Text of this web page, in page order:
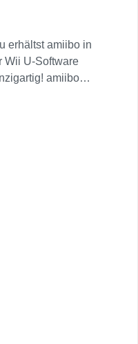
erhältst amiibo in
Wii U-Software
amiibo
Nintendo 3DS,
Nintendo
(separat
Die